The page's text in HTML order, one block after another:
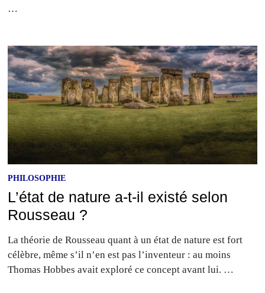
…
PHILOSOPHIE
L’état de nature a-t-il existé selon
Rousseau ?
La théorie de Rousseau quant à un état de nature est fort
célèbre, même s’il n’en est pas l’inventeur : au moins
Thomas Hobbes avait exploré ce concept avant lui. …